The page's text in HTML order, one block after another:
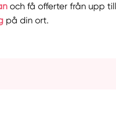
och få offerter från upp
på din ort.